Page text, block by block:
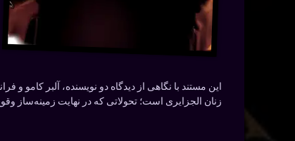
این مستند با نگاهی از دیدگاه دو نویسنده، آلبر
زنان الجزایری است؛ تحولاتی که در نهایت زمینه‌ساز وقوع انقلاب